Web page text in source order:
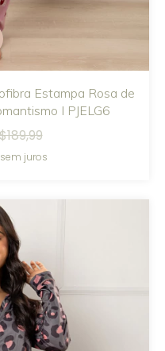
Estampa Rosa de
I PJELG6
sem juros